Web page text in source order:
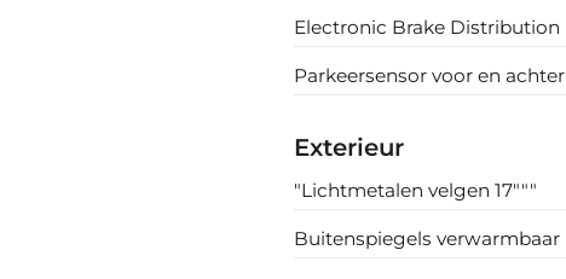
Electronic Brake Distribution
Parkeersensor voor en achter
Exterieur
"Lichtmetalen velgen 17"""
Buitenspiegels verwarmbaar